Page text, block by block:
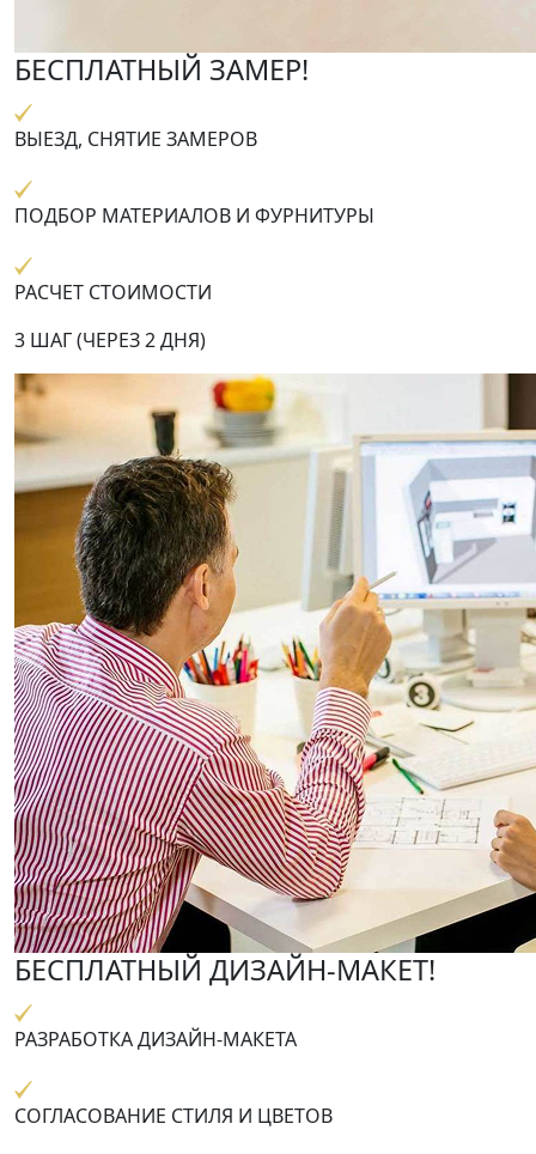
БЕСПЛАТНЫЙ ЗАМЕР!
ВЫЕЗД, СНЯТИЕ ЗАМЕРОВ
ПОДБОР МАТЕРИАЛОВ И ФУРНИТУРЫ
РАСЧЕТ СТОИМОСТИ
3 ШАГ (ЧЕРЕЗ 2 ДНЯ)
БЕСПЛАТНЫЙ ДИЗАЙН-МАКЕТ!
РАЗРАБОТКА ДИЗАЙН-МАКЕТА
СОГЛАСОВАНИЕ СТИЛЯ И ЦВЕТОВ